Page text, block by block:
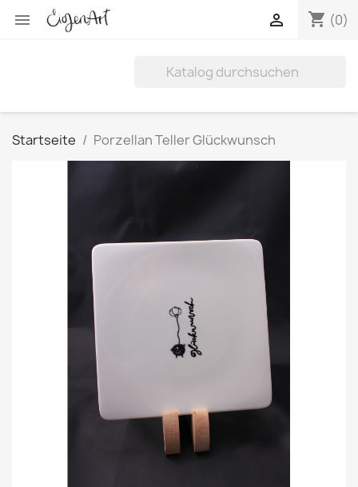
 shopping_cart (0)

Startseite Porzellan Teller Glückwunsch